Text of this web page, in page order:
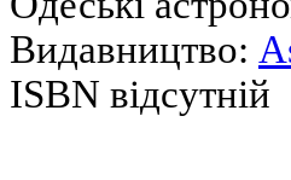
Видавництво:
ISBN відсутній